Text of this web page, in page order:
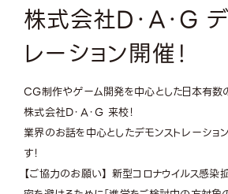
株式会社D・A・G
レーション開催！
CG制作やゲーム開発を中心とした日本有数
株式会社D・A・G 来校！
業界のお話を中心としたデモンストレーショ
す！
【ご協力のお願い】 新型コロナウイルス感染